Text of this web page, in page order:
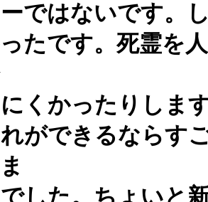
ではないです。
たです。死霊を
くかったりしま
ができるならす
した。ちょいと